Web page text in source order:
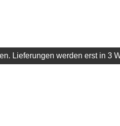
Lieferungen werden erst in 3